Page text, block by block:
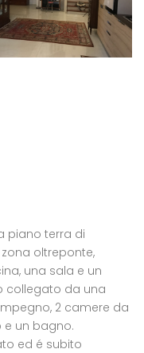
piano terra di
oltreponte,
una sala e un
collegato da una
2 camere da
un bagno.
ed é subito